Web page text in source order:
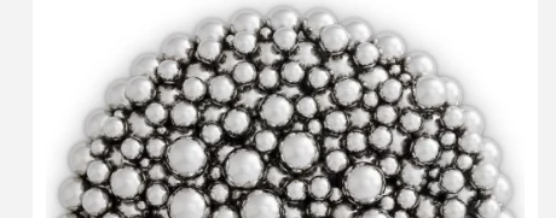
Lustre Melrose - Eichholtz
VOS INFORMATIONS :